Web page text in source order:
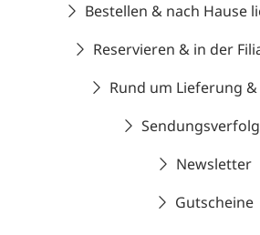
Bestellen & nach Hause
Reservieren & in der
Rund um Lieferung
Newsletter
Gutscheine